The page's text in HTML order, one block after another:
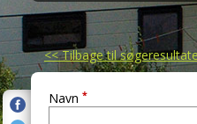
<<Tilbage til
Navn *